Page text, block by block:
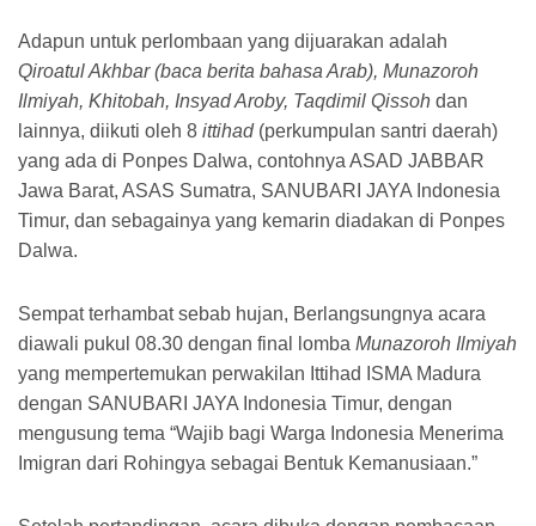
Adapun untuk perlombaan yang dijuarakan adalah
Qiroatul Akhbar (baca berita bahasa Arab), Munazoroh
Ilmiyah, Khitobah, Insyad Aroby, Taqdimil Qissoh dan
lainnya, diikuti oleh 8 ittihad(perkumpulan santri daerah)
yang ada di Ponpes Dalwa, contohnya ASAD JABBAR
Jawa Barat, ASAS Sumatra, SANUBARI JAYA Indonesia
Timur, dan sebagainya yang kemarin diadakan di Ponpes
Dalwa.
Sempat terhambat sebab hujan, Berlangsungnya acara
diawali pukul 08.30 dengan final lomba Munazoroh Ilmiyah
yang mempertemukan perwakilan Ittihad ISMA Madura
dengan SANUBARI JAYA Indonesia Timur, dengan
mengusung tema “Wajib bagi Warga Indonesia Menerima
Imigran dari Rohingya sebagai Bentuk Kemanusiaan.”